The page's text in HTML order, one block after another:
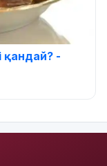
қандай? -